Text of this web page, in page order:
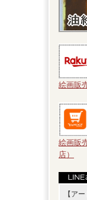
絵画販
絵画販
店）
【ア